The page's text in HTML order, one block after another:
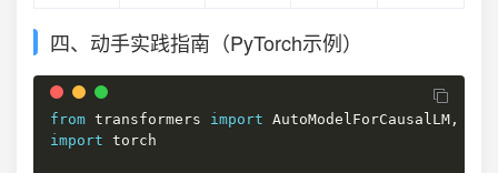
四、动手实践指南（PyTorch示例）
from transformers import AutoModelForCausalLM ,
import torch